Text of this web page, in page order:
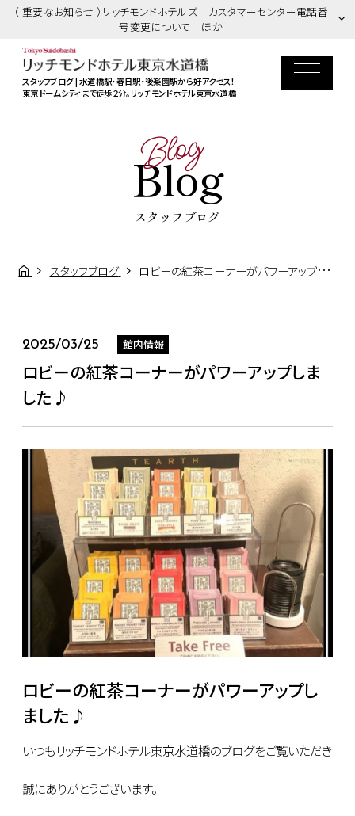
（ 重要なお知らせ ）リッチモンドホテルズ カスタマーセンター電話番
号変更について ほか
スタッフブログ | 水道橋駅・春日駅・後楽園駅から好アクセス！
東京ドームシティまで徒歩２分。リッチモンドホテル東京水道橋
Blog
Blog
スタッフブログ
スタッフブログ ロビーの紅茶コーナーがパワーアップしました♪
2025/03/25 館内情報
ロビーの紅茶コーナーがパワーアップしま
した♪
ロビーの紅茶コーナーがパワーアップし
ました♪
いつもリッチモンドホテル東京水道橋のブログをご覧いただき
誠にありがとうございます。